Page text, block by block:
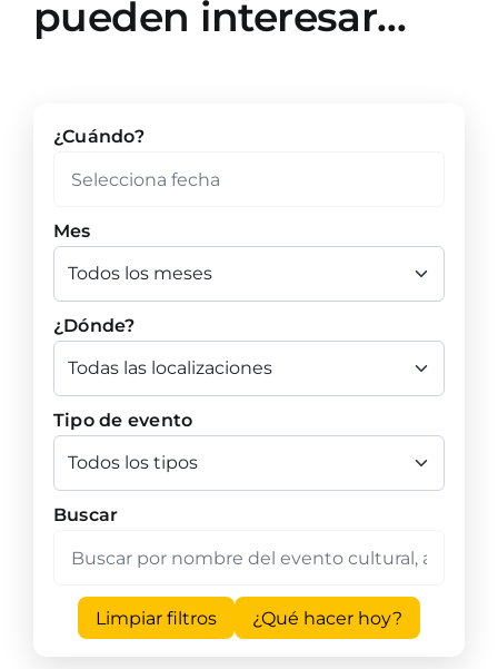
pueden interesar…
¿Cuándo?
Mes
¿Dónde?
Tipo de evento
Buscar
Limpiar filtros ¿Qué hacer hoy?